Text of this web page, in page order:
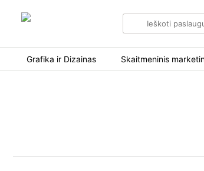
Search
Grafika ir Dizainas Skaitmeninis